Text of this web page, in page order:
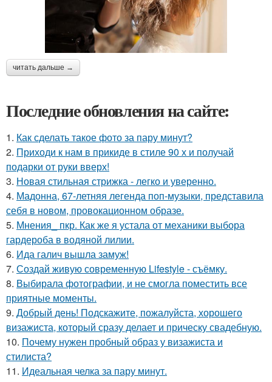
читать дальше →
Последние обновления на сайте:
1. Как сделать такое фото за пару минут?
2. Приходи к нам в прикиде в стиле 90 х и получай
подарки от руки вверх!
3. Новая стильная стрижка - легко и уверенно.
4. Мадонна, 67-летняя легенда поп-музыки, представила
себя в новом, провокационном образе.
5. Мнения_ пкр. Как же я устала от механики выбора
гардероба в водяной лилии.
6. Ида галич вышла замуж!
7. Создай живую современную Lifestyle - съёмку.
8. Выбирала фотографии, и не смогла поместить все
приятные моменты.
9. Добрый день! Подскажите, пожалуйста, хорошего
визажиста, который сразу делает и прическу свадебную.
10. Почему нужен пробный образ у визажиста и
стилиста?
11. Идеальная челка за пару минут.